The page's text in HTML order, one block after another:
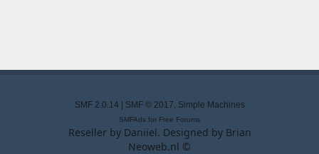
SMF 2.0.14 SMF © 2017, Simple Machines
SMFAds for Free Forums
Reseller by Daniiel. Designed by Brian
Neoweb.nl ©